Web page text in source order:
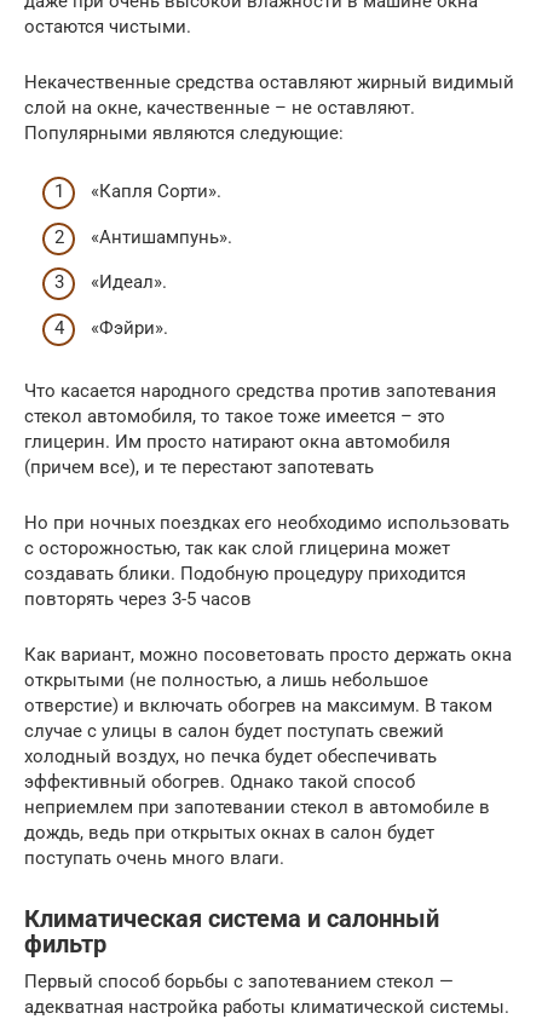
остаются чистыми.
Некачественные средства оставляют жирный видимый
слой на окне, качественные – не оставляют.
Популярными являются следующие:
«Капля Сорти».
«Антишампунь».
«Идеал».
«Фэйри».
Что касается народного средства против запотевания
стекол автомобиля, то такое тоже имеется – это
глицерин. Им просто натирают окна автомобиля
(причем все), и те перестают запотевать
Но при ночных поездках его необходимо использовать
с осторожностью, так как слой глицерина может
создавать блики. Подобную процедуру приходится
повторять через 3-5 часов
Как вариант, можно посоветовать просто держать окна
открытыми (не полностью, а лишь небольшое
отверстие) и включать обогрев на максимум. В таком
случае с улицы в салон будет поступать свежий
холодный воздух, но печка будет обеспечивать
эффективный обогрев. Однако такой способ
неприемлем при запотевании стекол в автомобиле в
дождь, ведь при открытых окнах в салон будет
поступать очень много влаги.
Климатическая система и салонный
фильтр
Первый способ борьбы с запотеванием стекол —
адекватная настройка работы климатической системы.